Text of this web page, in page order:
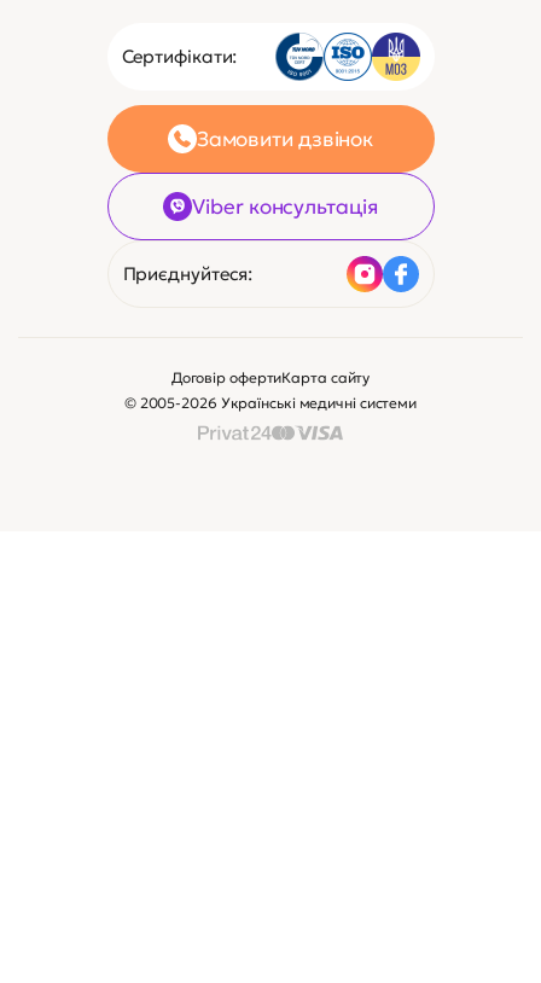
Сертифікати:
Замовити дзвінок
Viber консультація
Приєднуйтеся:
© 2005-2026 Українські медичні системи
Договір офертиКарта сайту